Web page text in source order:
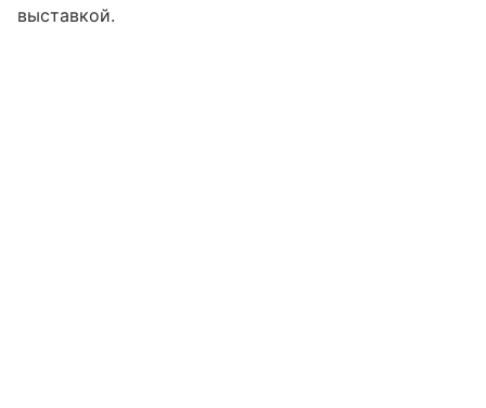
выставкой.